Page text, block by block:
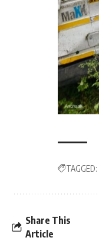
TAGGED:
Share This
Article